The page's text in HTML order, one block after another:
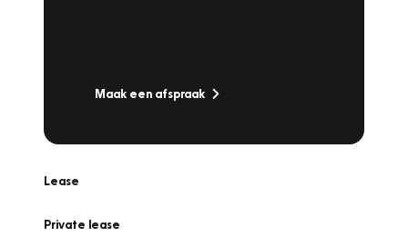
Maak een afspraak
Lease
Private lease